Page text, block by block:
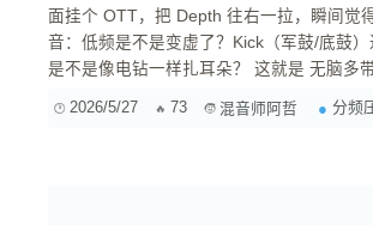
面挂个 OTT，把 Depth 往右一拉，瞬间觉得声音变粗
音：低频是不是变虚了？Kick（军鼓/底鼓
是不是像电钻一样扎耳朵？ 这就是 无脑多带压缩 带来的副作用。单带压缩会牵一发而动全身，而
天我们聊点干货，不讲基础...
2026/5/27 73 混音师阿哲 分频